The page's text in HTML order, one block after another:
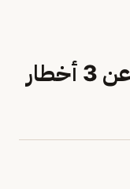
وزارة الحج والعمرة تعلن عن 3 أخطار